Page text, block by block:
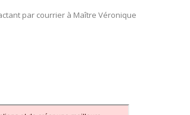
par courrier à Maître Véronique